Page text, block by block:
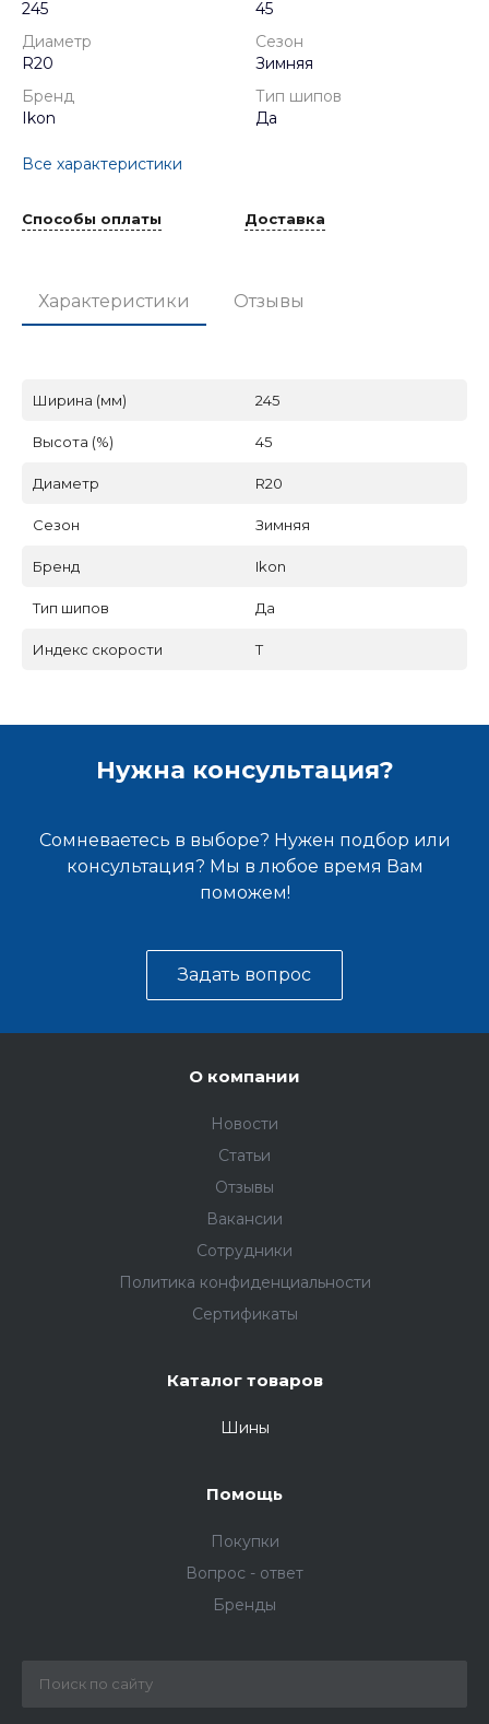
245
45
Диаметр
R20
Сезон
Зимняя
Бренд
Ikon
Тип шипов
Да
Все характеристики
Способы оплаты Доставка
Характеристики Отзывы
Ширина (мм) 245
Высота (%) 45
Диаметр R20
Сезон Зимняя
Бренд Ikon
Тип шипов Да
Индекс скорости T
Нужна консультация?
Сомневаетесь в выборе? Нужен подбор или
консультация? Мы в любое время Вам
поможем!
Задать вопрос
О компании
Новости
Статьи
Отзывы
Вакансии
Сотрудники
Политика конфиденциальности
Сертификаты
Каталог товаров
Шины
Помощь
Покупки
Вопрос - ответ
Бренды